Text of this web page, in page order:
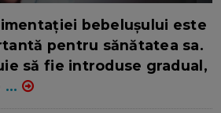
bebelușului este
pentru sănătatea sa.
să fie introduse gradual,
...